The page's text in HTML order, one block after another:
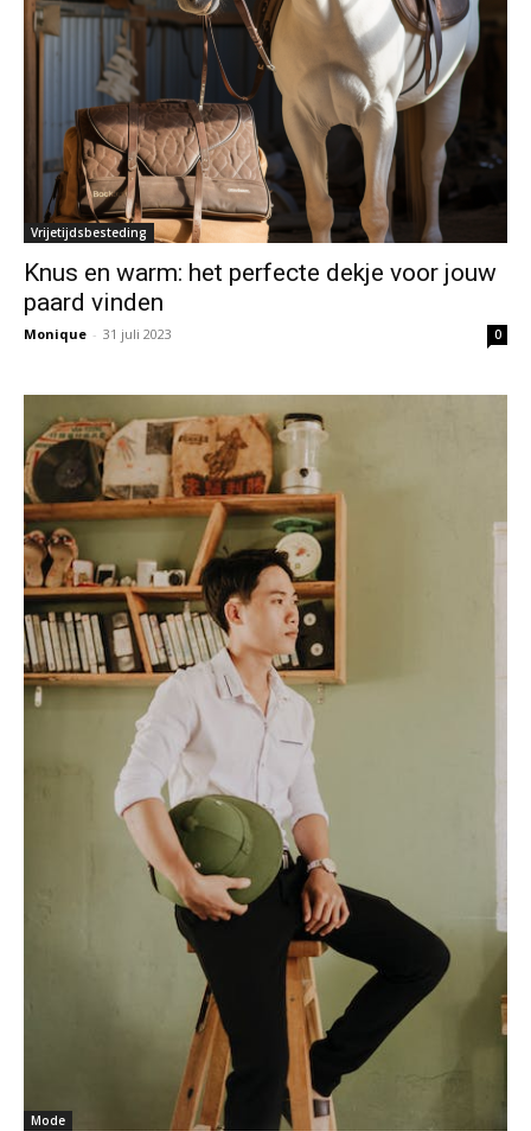
Vrijetijdsbesteding
Knus en warm: het perfecte dekje voor jouw
paard vinden
Monique - 31 juli 2023 0
Mode